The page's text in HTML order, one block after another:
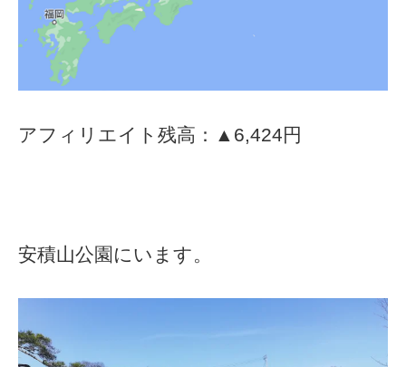
アフィリエイト残高：▲6,424円
安積山公園にいます。